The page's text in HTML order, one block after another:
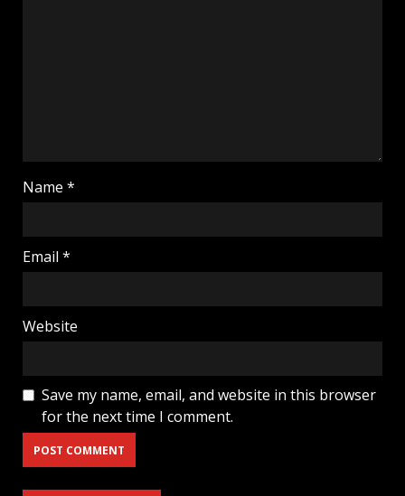
Name *
Email *
Website
Save my name, email, and website in this browser
for the next time I comment.